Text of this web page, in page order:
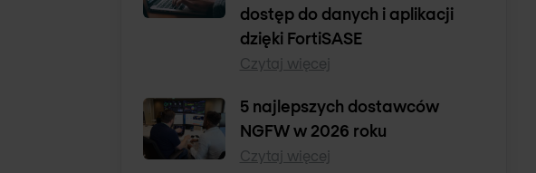
dostęp do danych i aplikacji
dzięki FortiSASE
Czytaj więcej
5 najlepszych dostawców
NGFW w 2026 roku
Czytaj więcej